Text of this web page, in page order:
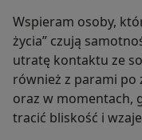
Wspieram osoby,
życia” czują
utratę kontaktu ze
również z parami po
oraz w momentach,
tracić bliskość i